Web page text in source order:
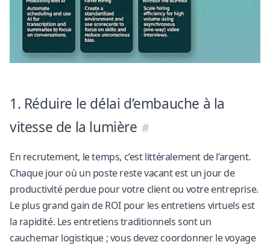
1. Réduire le délai d’embauche à la
vitesse de la lumière
En recrutement, le temps, c’est littéralement de l’argent.
Chaque jour où un poste reste vacant est un jour de
productivité perdue pour votre client ou votre entreprise.
Le plus grand gain de ROI pour les entretiens virtuels est
la rapidité. Les entretiens traditionnels sont un
cauchemar logistique ; vous devez coordonner le voyage